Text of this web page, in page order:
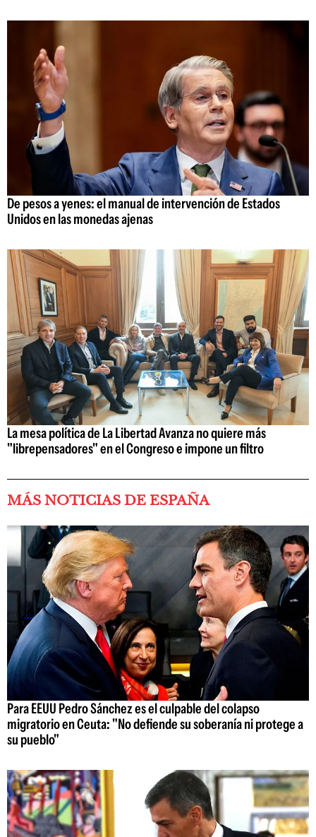
De pesos a yenes: el manual de intervención de Estados
Unidos en las monedas ajenas
La mesa política de La Libertad Avanza no quiere más
"librepensadores" en el Congreso e impone un filtro
MÁS NOTICIAS DE ESPAÑA
Para EEUU Pedro Sánchez es el culpable del colapso
migratorio en Ceuta: "No defiende su soberanía ni protege a
su pueblo"